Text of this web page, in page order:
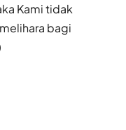
Kami tidak
bagi